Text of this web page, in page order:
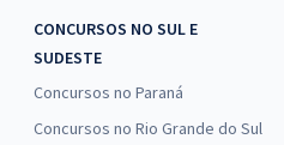
CONCURSOS NO SUL E
SUDESTE
Concursos no Paraná
Concursos no Rio Grande do Sul